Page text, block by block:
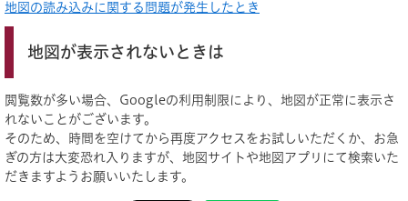
地図の読み込みに関する問題が発生したとき
地図が表示されないときは
閲覧数が多い場合、Googleの利用制限により、地図が正常に表示さ
れないことがございます。
そのため、時間を空けてから再度アクセスをお試しいただくか、お急
ぎの方は大変恐れ入りますが、地図サイトや地図アプリにて検索いた
だきますようお願いいたします。